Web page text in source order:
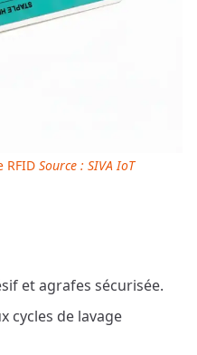
et agrafes sécurisée.
cycles de lavage
RFID Source : SIVA IoT